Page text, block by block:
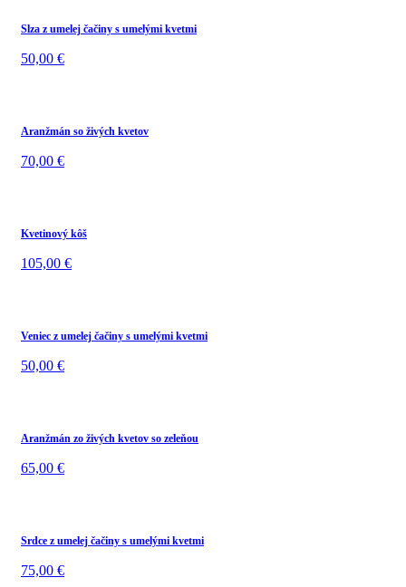
Slza z umelej čačiny s umelými kvetmi
50,00 €
Aranžmán so živých kvetov
70,00 €
Kvetinový kôš
105,00 €
Veniec z umelej čačiny s umelými kvetmi
50,00 €
Aranžmán zo živých kvetov so zeleňou
65,00 €
Srdce z umelej čačiny s umelými kvetmi
75,00 €